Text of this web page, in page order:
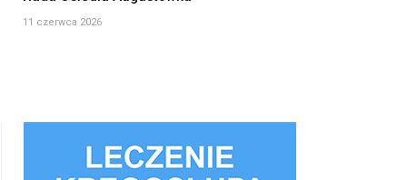
11 czerwca 2026